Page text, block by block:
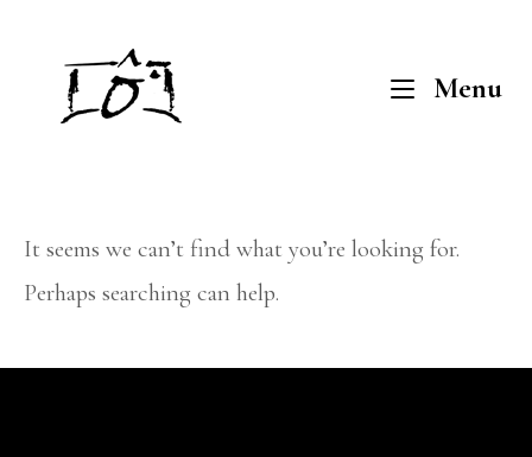
content
Home
Menu
It seems we can’t find what you’re looking for.
Perhaps searching can help.